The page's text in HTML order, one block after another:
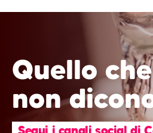
Quello
non